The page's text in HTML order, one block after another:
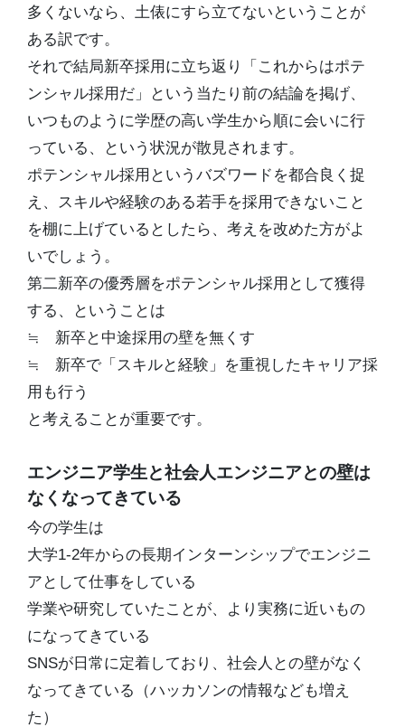
多くないなら、土俵にすら立てないということが
ある訳です。
それで結局新卒採用に立ち返り「これからはポテ
ンシャル採用だ」という当たり前の結論を掲げ、
いつものように学歴の高い学生から順に会いに行
っている、という状況が散見されます。
ポテンシャル採用というバズワードを都合良く捉
え、スキルや経験のある若手を採用できないこと
を棚に上げているとしたら、考えを改めた方がよ
いでしょう。
第二新卒の優秀層をポテンシャル採用として獲得
する、ということは
≒ 新卒と中途採用の壁を無くす
≒ 新卒で「スキルと経験」を重視したキャリア採
用も行う
と考えることが重要です。
エンジニア学生と社会人エンジニアとの壁は
なくなってきている
今の学生は
大学1-2年からの長期インターンシップでエンジニ
アとして仕事をしている
学業や研究していたことが、より実務に近いもの
になってきている
SNSが日常に定着しており、社会人との壁がなく
なってきている（ハッカソンの情報なども増え
た）